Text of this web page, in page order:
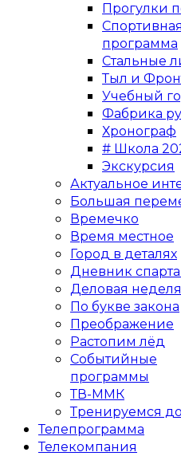
Прогулки
Спортивная
программа
Стальные
Тыл и
Учебный
Фабрика
Хронограф
# Школа
Экскурсия
Актуальное
Большая
Времечко
Время местное
Город в деталях
Дневник
Деловая неделя
По букве закона
Преображение
Растопим лёд
Событийные
программы
ТВ-ММК
Тренируемся
Телепрограмма
Телекомпания